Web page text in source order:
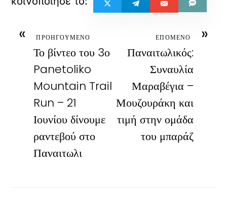
« ΠΡΟΗΓΟΥΜΕΝΟ
Το βίντεο του 3ο
Panetoliko
Mountain Trail
Run – 21
Ιουνίου δίνουμε
ραντεβού στο
Παναιτωλι
»
ΕΠΟΜΕΝΟ
Παναιτωλικός:
Συναυλία
Μαραβέγια –
Μουζουράκη και
τιμή στην ομάδα
του μπαράζ